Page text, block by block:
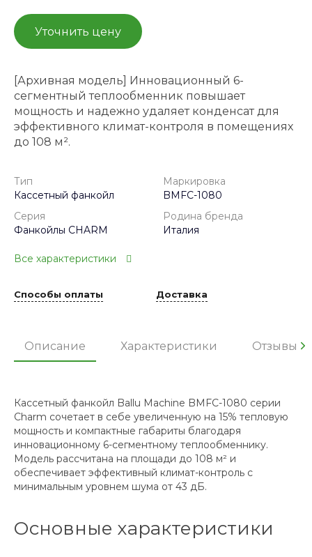
Уточнить цену
[Архивная модель] Инновационный 6-
сегментный теплообменник повышает
мощность и надежно удаляет конденсат для
эффективного климат-контроля в помещениях
до 108 м².
Тип
Кассетный фанкойл
Маркировка
BMFC-1080
Серия
Фанкойлы CHARM
Родина бренда
Италия
Все характеристики
Способы оплаты Доставка
Описание Характеристики Отзывы
Кассетный фанкойл Ballu Machine BMFC-1080 серии
Charm сочетает в себе увеличенную на 15% тепловую
мощность и компактные габариты благодаря
инновационному 6-сегментному теплообменнику.
Модель рассчитана на площади до 108 м² и
обеспечивает эффективный климат-контроль с
минимальным уровнем шума от 43 дБ.
Основные характеристики